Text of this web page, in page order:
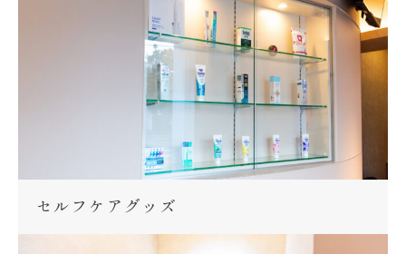
セルフケアグッズ